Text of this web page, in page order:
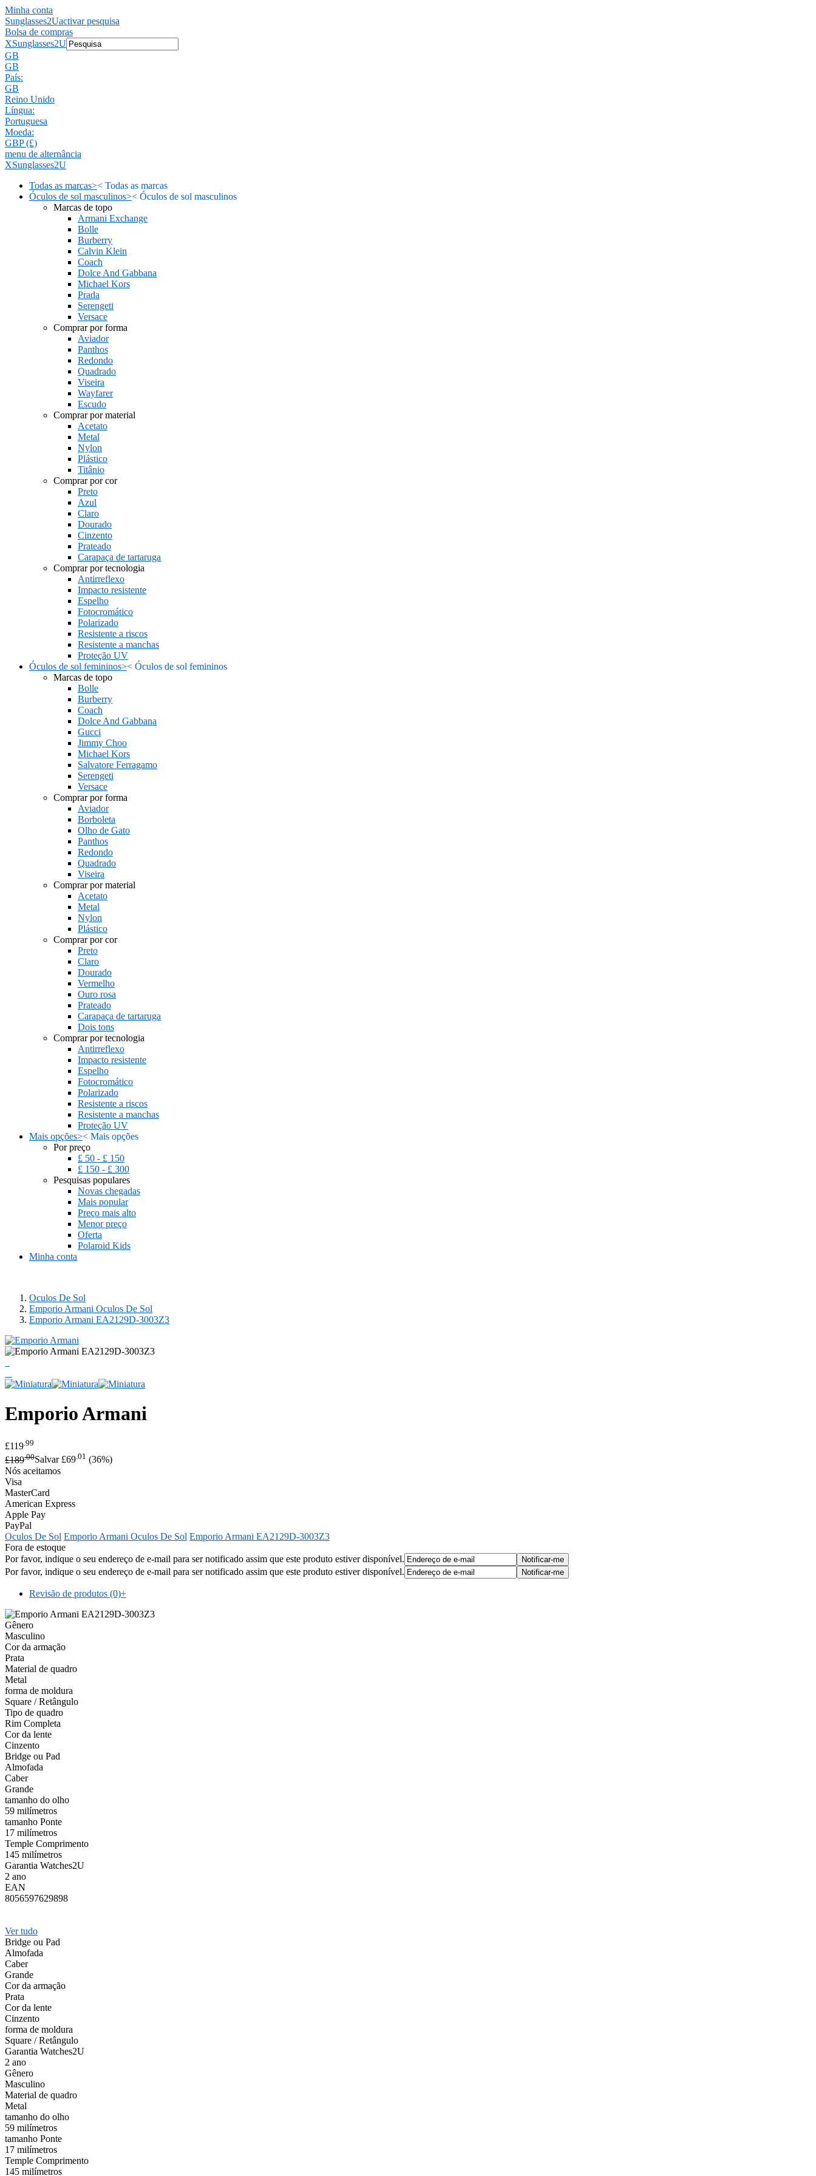
Minha conta
Sunglasses2Uactivar pesquisa
Bolsa de compras
XSunglasses2U
GB
GB
País:
GB
Reino Unido
Língua:
Portuguesa
Moeda:
GBP (£)
menu de alternância
XSunglasses2U
Todas as marcas>< Todas as marcas
Óculos de sol masculinos>< Óculos de sol masculinos
Marcas de topo
Armani Exchange
Bolle
Burberry
Calvin Klein
Coach
Dolce And Gabbana
Michael Kors
Prada
Serengeti
Versace
Comprar por forma
Aviador
Panthos
Redondo
Quadrado
Viseira
Wayfarer
Escudo
Comprar por material
Acetato
Metal
Nylon
Plástico
Titânio
Comprar por cor
Preto
Azul
Claro
Dourado
Cinzento
Prateado
Carapaça de tartaruga
Comprar por tecnologia
Antirreflexo
Impacto resistente
Espelho
Fotocromático
Polarizado
Resistente a riscos
Resistente a manchas
Proteção UV
Óculos de sol femininos>< Óculos de sol femininos
Marcas de topo
Bolle
Burberry
Coach
Dolce And Gabbana
Gucci
Jimmy Choo
Michael Kors
Salvatore Ferragamo
Serengeti
Versace
Comprar por forma
Aviador
Borboleta
Olho de Gato
Panthos
Redondo
Quadrado
Viseira
Comprar por material
Acetato
Metal
Nylon
Plástico
Comprar por cor
Preto
Claro
Dourado
Vermelho
Ouro rosa
Prateado
Carapaça de tartaruga
Dois tons
Comprar por tecnologia
Antirreflexo
Impacto resistente
Espelho
Fotocromático
Polarizado
Resistente a riscos
Resistente a manchas
Proteção UV
Mais opções>< Mais opções
Por preço
£ 50 - £ 150
£ 150 - £ 300
Pesquisas populares
Novas chegadas
Mais popular
Preço mais alto
Menor preço
Oferta
Polaroid Kids
Minha conta
Oculos De Sol
Emporio Armani Oculos De Sol
Emporio Armani EA2129D-3003Z3
Emporio Armani
£119 .99
£189.00Salvar £69.01 (36%)
Nós aceitamos
Visa
MasterCard
American Express
Apple Pay
PayPal
Oculos De Sol Emporio Armani Oculos De Sol Emporio Armani EA2129D-3003Z3
Fora de estoque
Por favor, indique o seu endereço de e-mail para ser notificado assim que este produto estiver disponível.
Por favor, indique o seu endereço de e-mail para ser notificado assim que este produto estiver disponível.
Revisão de produtos (0)+
Gênero
Masculino
Cor da armação
Prata
Material de quadro
Metal
forma de moldura
Square / Retângulo
Tipo de quadro
Rim Completa
Cor da lente
Cinzento
Bridge ou Pad
Almofada
Caber
Grande
tamanho do olho
59 milímetros
tamanho Ponte
17 milímetros
Temple Comprimento
145 milímetros
Garantia Watches2U
2 ano
EAN
8056597629898
Ver tudo
Bridge ou Pad
Almofada
Caber
Grande
Cor da armação
Prata
Cor da lente
Cinzento
forma de moldura
Square / Retângulo
Garantia Watches2U
2 ano
Gênero
Masculino
Material de quadro
Metal
tamanho do olho
59 milímetros
tamanho Ponte
17 milímetros
Temple Comprimento
145 milímetros